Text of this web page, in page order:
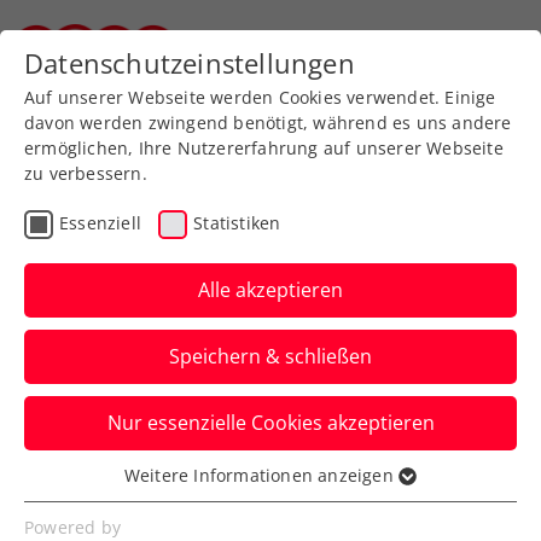
Zurück zur Newsübersicht
Turniere
Peter Westner: „Roger
Federer war auch mal
Ballkind“
Der Turnierdirektor des ATP-125-
Challengers BAD WALTERSDORF TROPHY
im Interview.
Verfasst von: Presseaussendung / Redaktion, 20.09.2024
Datenschutzeinstellungen
Auf unserer Webseite werden Cookies verwendet. Einige
davon werden zwingend benötigt, während es uns andere
ermöglichen, Ihre Nutzererfahrung auf unserer Webseite
zu verbessern.
Essenziell Statistiken
Alle akzeptieren
Speichern & schließen
Nur essenzielle Cookies akzeptieren
Essenziell
Essenzielle Cookies werden für grundlegende
Weitere Informationen anzeigen
Powered by